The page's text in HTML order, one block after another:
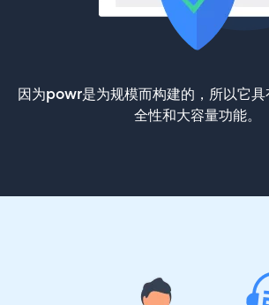
因为powr是为规模而构建的，所以它
全性和大容量功能。